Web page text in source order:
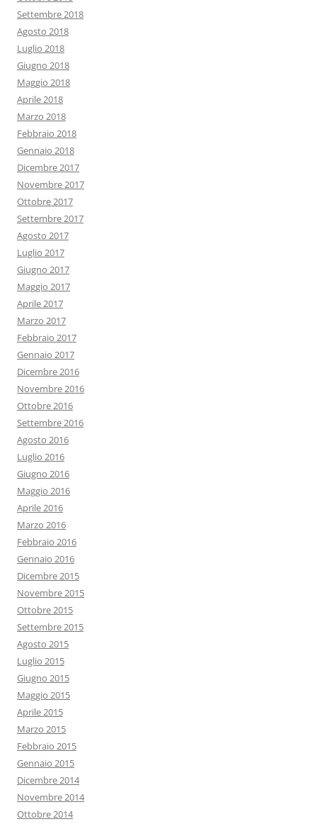
Settembre 2018
Agosto 2018
Luglio 2018
Giugno 2018
Maggio 2018
Aprile 2018
Marzo 2018
Febbraio 2018
Gennaio 2018
Dicembre 2017
Novembre 2017
Ottobre 2017
Settembre 2017
Agosto 2017
Luglio 2017
Giugno 2017
Maggio 2017
Aprile 2017
Marzo 2017
Febbraio 2017
Gennaio 2017
Dicembre 2016
Novembre 2016
Ottobre 2016
Settembre 2016
Agosto 2016
Luglio 2016
Giugno 2016
Maggio 2016
Aprile 2016
Marzo 2016
Febbraio 2016
Gennaio 2016
Dicembre 2015
Novembre 2015
Ottobre 2015
Settembre 2015
Agosto 2015
Luglio 2015
Giugno 2015
Maggio 2015
Aprile 2015
Marzo 2015
Febbraio 2015
Gennaio 2015
Dicembre 2014
Novembre 2014
Ottobre 2014